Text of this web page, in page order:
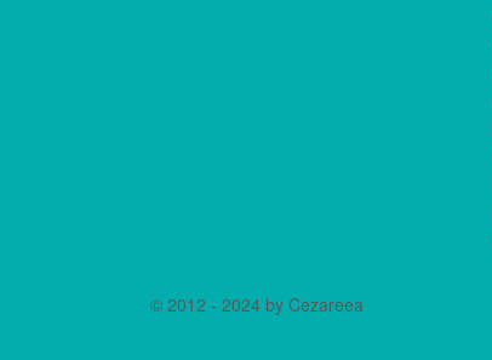
© 2012 - 2024 by Cezareea